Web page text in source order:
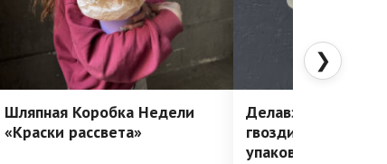
Шляпная Коробка Недели
«Краски рассвета»
Делавэр: очень
гвоздики в
упаковке
❯